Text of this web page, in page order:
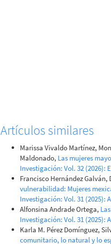
Artículos similares
Marissa Vivaldo Martínez,
Maldonado, Las mujeres
Investigación: Vol. 32 (2026):
Francisco Hernández
vulnerabilidad: Mujeres
Investigación: Vol. 31 (2025):
Alfonsina Andrade Ortega,
Investigación: Vol. 31 (2025):
Karla M. Pérez Domínguez,
comunitario, lo natural y lo